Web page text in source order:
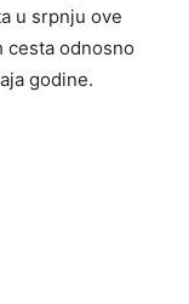
u srpnju ove
cesta odnosno
godine.